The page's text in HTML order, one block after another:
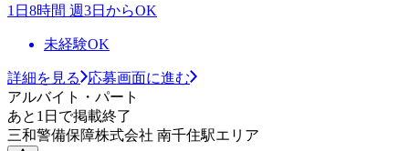
1日8時間 週3日からOK
未経験OK
詳細を見る
応募画面に進む
アルバイト・パート
あと1日で掲載終了
三和警備保障株式会社 南千住駅エリア